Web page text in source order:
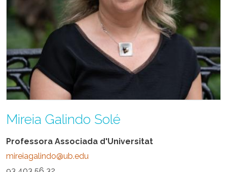
Mireia Galindo Solé
Professora Associada d'Universitat
mireiagalindo@ub.edu